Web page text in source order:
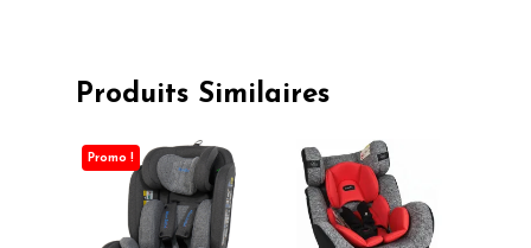
Produits Similaires
Promo !